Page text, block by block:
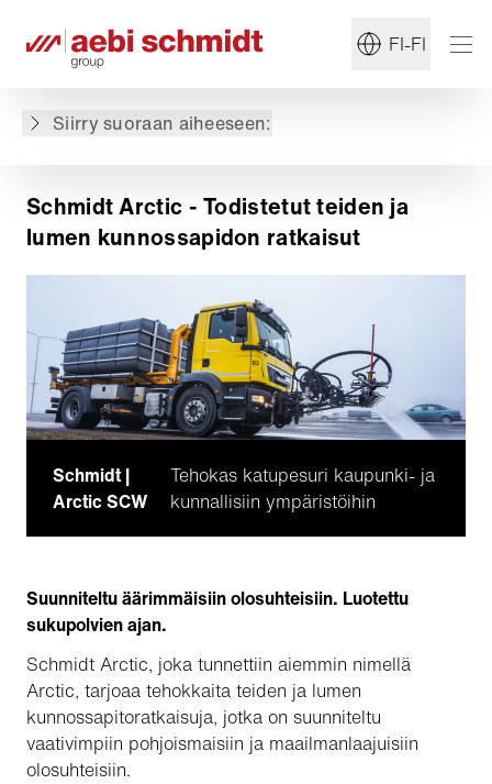
FI-FI
Siirry suoraan aiheeseen:
Schmidt Arcticin ratkaisut
Sovellusalueet
Arktinen perintö
Schmidt Arctic - Todistetut teiden ja
lumen kunnossapidon ratkaisut
Schmidt |
Arctic SCW
Tehokas katupesuri kaupunki- ja
kunnallisiin ympäristöihin
Suunniteltu äärimmäisiin olosuhteisiin. Luotettu
sukupolvien ajan.
Schmidt Arctic, joka tunnettiin aiemmin nimellä
Arctic, tarjoaa tehokkaita teiden ja lumen
kunnossapitoratkaisuja, jotka on suunniteltu
vaativimpiin pohjoismaisiin ja maailmanlaajuisiin
olosuhteisiin.